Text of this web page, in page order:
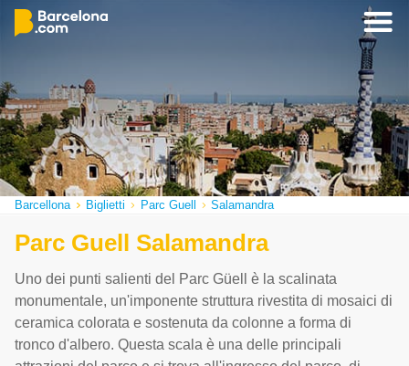
Barcellona Biglietti Parc Guell Salamandra
Parc Guell Salamandra
Uno dei punti salienti del Parc Güell è la scalinata
monumentale, un'imponente struttura rivestita di mosaici di
ceramica colorata e sostenuta da colonne a forma di
tronco d'albero. Questa scala è una delle principali